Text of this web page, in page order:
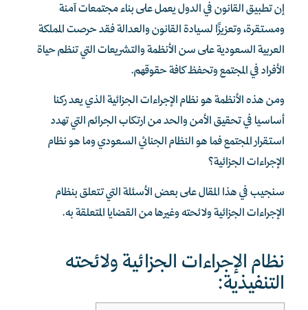
إن تطبيق القانون في الدول يعمل على بناء مجتمعات آمنة
ومستقرة، وتعزيزًا لسيادة القانون والعدالة فقد حرصت المملكة
العربية السعودية على سن الأنظمة والتشريعات التي تنظم حياة
الأفراد في المجتمع وتحفظ كافة حقوقهم.
ومن هذه الأنظمة هو نظام الإجراءات الجزائية الذي يعد ركنا
أساسيا في تحقيق الأمن والحد من ارتكاب الجرائم التي تهدد
استقرار المجتمع فما هو النظام الجنائي السعودي وما هو نظام
الإجراءات الجزائية؟
سنجيب في هذا المقال على بعض الأسئلة التي تتعلق بنظام
الإجراءات الجزائية ولائحته وغيرها من القضايا المتعلقة به.
نظام الإجراءات الجزائية ولائحته
التنفيذية: